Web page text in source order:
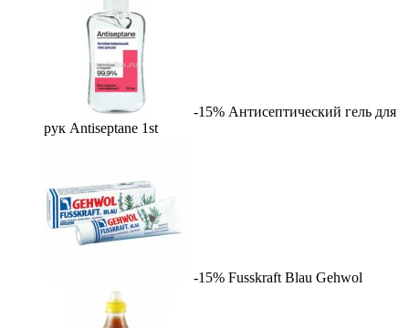
-15% Антисептический гель для
рук Antiseptane 1st
-15% Fusskraft Blau Gehwol